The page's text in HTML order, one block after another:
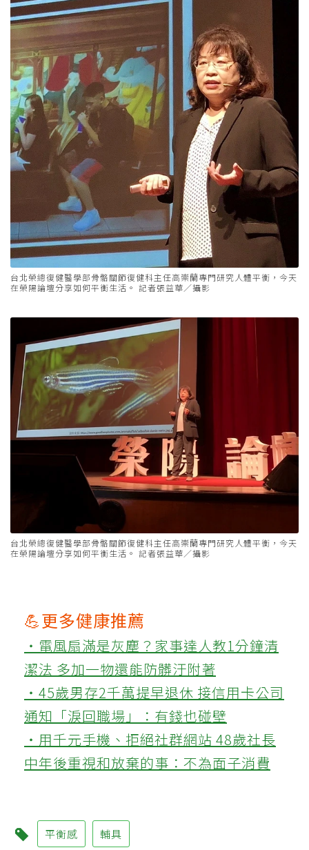
台北榮總復健醫學部骨骼關節復健科主任高崇蘭專門研究人體平衡，今天
在榮陽論壇分享如何平衡生活。 記者張益華／攝影
台北榮總復健醫學部骨骼關節復健科主任高崇蘭專門研究人體平衡，今天
在榮陽論壇分享如何平衡生活。 記者張益華／攝影
💪更多健康推薦
‧電風扇滿是灰塵？家事達人教1分鐘清
潔法 多加一物還能防髒汙附著
‧45歲男存2千萬提早退休 接信用卡公司
通知「淚回職場」：有錢也碰壁
‧用千元手機、拒絕社群網站 48歲社長
中年後重視和放棄的事：不為面子消費
平衡感 輔具